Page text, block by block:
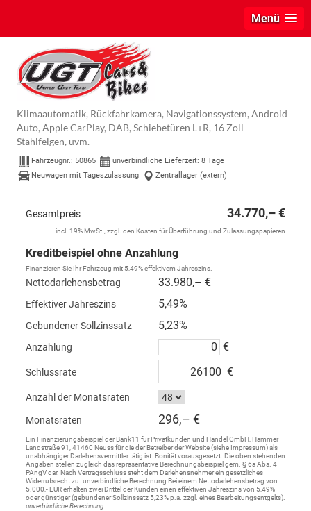
Menü
Fiat DoblòL1 1.5 MTJ 100k 6MT 75 kW (102 PS) Tech-Paket,
Komfort-Paket, Lenkradheizung, Sitzheizung, 2-Zonen-
Klimaautomatik, Rückfahrkamera, Navigationssystem, Android
Auto, Apple CarPlay, DAB, Schiebetüren L+R, 16 Zoll
Stahlfelgen, uvm.
Fahrzeugnr.: 50865 unverbindliche Lieferzeit: 8 Tage
Neuwagen mit Tageszulassung
Zentrallager (extern)
Gesamtpreis 34.770,– €
incl. 19% MwSt., zzgl. den Kosten für Überführung und Zulassungspapieren
Kreditbeispiel ohne Anzahlung
Finanzieren Sie Ihr Fahrzeug mit 5,49% effektivem Jahreszins.
Nettodarlehensbetrag 33.980,– €
Effektiver Jahreszins 5,49%
Gebundener Sollzinssatz 5,23%
Anzahlung €
Schlussrate €
Anzahl der Monatsraten
Monatsraten 296,– €
Ein Finanzierungsbeispiel der Bank11 für Privatkunden und Handel GmbH, Hammer
Landstraße 91, 41460 Neuss für die der Betreiber der Website (siehe Impressum) als
unabhängiger Darlehensvermittler tätig ist. Bonität vorausgesetzt. Die oben stehenden
Angaben stellen zugleich das repräsentative Berechnungsbeispiel gem. § 6a Abs. 4
PAngV dar. Nach Vertragsschluss steht dem Darlehensnehmer ein gesetzliches
Widerrufsrecht zu. unverbindliche Berechnung Bei einem Nettodarlehensbetrag von
5.000,- EUR erhalten zwei Drittel der Kunden einen effektiven Jahreszins von 5,49%
oder günstiger (gebundener Sollzinssatz 5,23% p.a. zzgl. eines Bearbeitungsentgelts).
unverbindliche Berechnung